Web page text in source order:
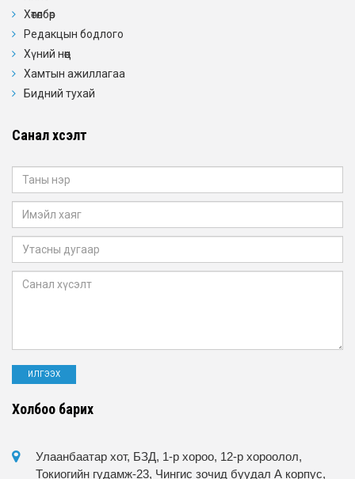
Хөтөлбөр
Редакцын бодлого
Хүний нөөц
Хамтын ажиллагаа
Бидний тухай
Санал хүсэлт
Холбоо барих
Улаанбаатар хот, БЗД, 1-р хороо, 12-р хороолол,
Токиогийн гудамж-23, Чингис зочид буудал А корпус,